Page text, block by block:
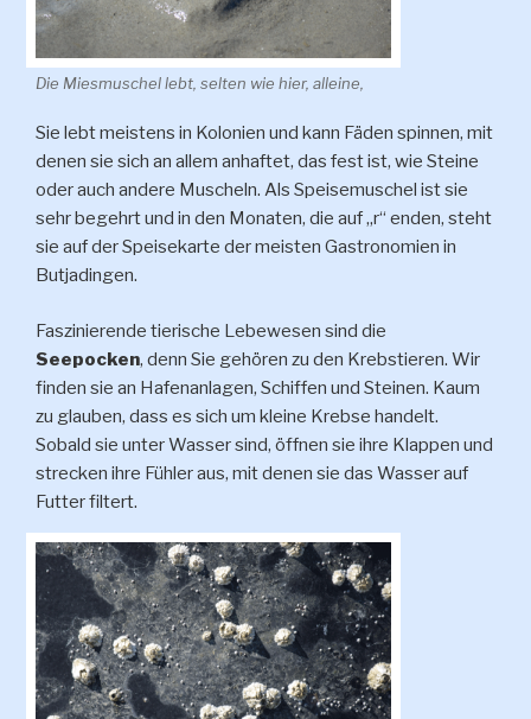
Die Miesmuschel lebt, selten wie hier, alleine,
Sie lebt meistens in Kolonien und kann Fäden spinnen, mit
denen sie sich an allem anhaftet, das fest ist, wie Steine
oder auch andere Muscheln. Als Speisemuschel ist sie
sehr begehrt und in den Monaten, die auf „r“ enden, steht
sie auf der Speisekarte der meisten Gastronomien in
Butjadingen.
Faszinierende tierische Lebewesen sind die
Seepocken, denn Sie gehören zu den Krebstieren. Wir
finden sie an Hafenanlagen, Schiffen und Steinen. Kaum
zu glauben, dass es sich um kleine Krebse handelt.
Sobald sie unter Wasser sind, öffnen sie ihre Klappen und
strecken ihre Fühler aus, mit denen sie das Wasser auf
Futter filtert.